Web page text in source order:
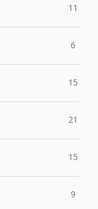
11
6
15
21
15
9